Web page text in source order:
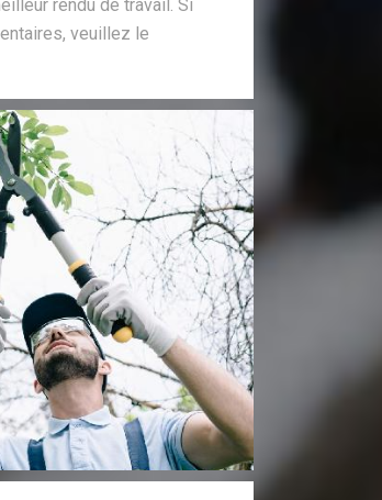
rendu de travail. Si
veuillez le